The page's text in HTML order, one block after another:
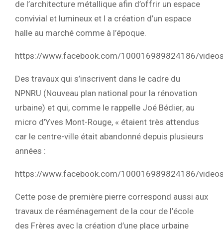
de l’architecture métallique afin d’offrir un espace
convivial et lumineux et l a création d’un espace
halle au marché comme à l’époque.
https://www.facebook.com/100016989824186/
Des travaux qui s’inscrivent dans le cadre du
NPNRU (Nouveau plan national pour la rénovation
urbaine) et qui, comme le rappelle Joé Bédier, au
micro d’Yves Mont-Rouge, « étaient très attendus
car le centre-ville était abandonné depuis plusieurs
années :
https://www.facebook.com/100016989824186/
Cette pose de première pierre correspond aussi aux
travaux de réaménagement de la cour de l’école
des Frères avec la création d’une place urbaine